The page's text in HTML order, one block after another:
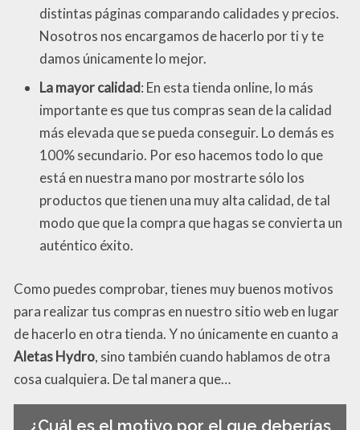
distintas páginas comparando calidades y precios.
Nosotros nos encargamos de hacerlo por ti y te
damos únicamente lo mejor.
La mayor calidad: En esta tienda online, lo más
importante es que tus compras sean de la calidad
más elevada que se pueda conseguir. Lo demás es
100% secundario. Por eso hacemos todo lo que
está en nuestra mano por mostrarte sólo los
productos que tienen una muy alta calidad, de tal
modo que que la compra que hagas se convierta un
auténtico éxito.
Como puedes comprobar, tienes muy buenos motivos
para realizar tus compras en nuestro sitio web en lugar
de hacerlo en otra tienda. Y no únicamente en cuanto a
Aletas Hydro, sino también cuando hablamos de otra
cosa cualquiera. De tal manera que…
¿Cuál es el motivo por el que deberías